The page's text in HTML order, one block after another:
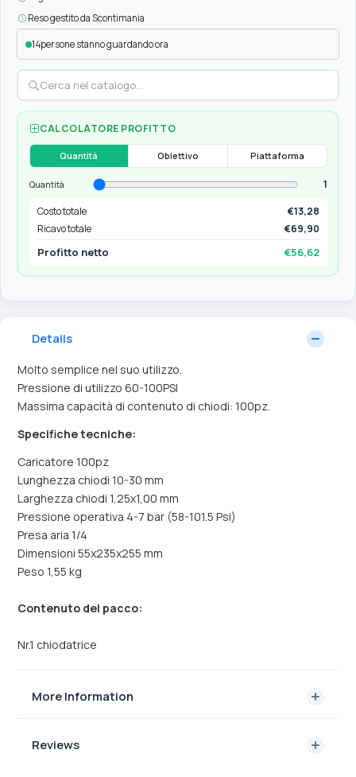
Reso gestito da Scontimania
14persone stanno guardando ora
CALCOLATORE PROFITTO
Quantità Obiettivo Piattaforma
Quantità
1
Costo totale
€13,28
Ricavo totale
€69,90
Profitto netto €56,62
Details
Molto semplice nel suo utilizzo.
Pressione di utilizzo 60-100PSI
Massima capacità di contenuto di chiodi: 100pz.
Specifiche tecniche:
Caricatore 100pz
Lunghezza chiodi 10-30 mm
Larghezza chiodi 1,25x1,00 mm
Pressione operativa 4-7 bar (58-101.5 Psi)
Presa aria 1/4
Dimensioni 55x235x255 mm
Peso 1,55 kg
Contenuto del pacco:
Nr.1 chiodatrice
More Information
Reviews